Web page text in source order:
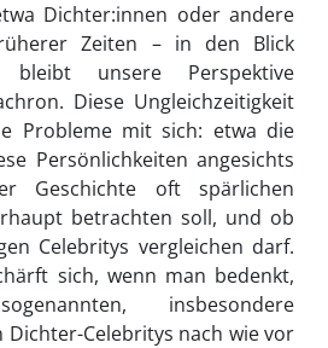
Dichter:innen oder andere
Zeiten – in den Blick
bleibt unsere Perspektive
Diese Ungleichzeitigkeit
Probleme mit sich: etwa die
Persönlichkeiten angesichts
Geschichte oft spärlichen
betrachten soll, und ob
Celebritys vergleichen darf.
sich, wenn man bedenkt,
insbesondere
Dichter-Celebritys nach wie vor